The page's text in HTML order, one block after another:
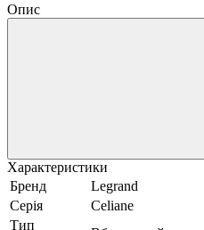
Опис
Характеристики
Бренд
Legrand
Серія
Celiane
Тип